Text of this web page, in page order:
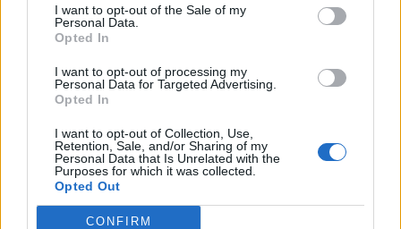
I want to opt-out of the Sale of my
Personal Data.
Opted In
I want to opt-out of processing my
Personal Data for Targeted Advertising.
Opted In
I want to opt-out of Collection, Use,
Retention, Sale, and/or Sharing of my
Personal Data that Is Unrelated with the
Purposes for which it was collected.
Opted Out
CONFIRM
Zero Assoluto da record tra libri
e feste
13/09/2009
«L'imperfetto assoluto», un
Dante «rivisitato» tra memorie
inedite